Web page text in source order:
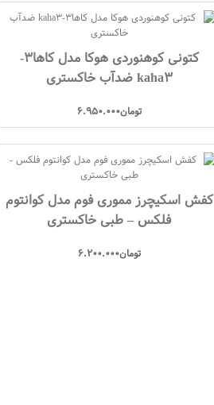
کتونی کوهنوردی هوکا مدل کاها3-
kaha3 ضدآب خاکستری
تومان6.950.000
کفش اسکیچرز مموری فوم مدل کوانتوم
فلکس – طبی خاکستری
تومان6.200.000